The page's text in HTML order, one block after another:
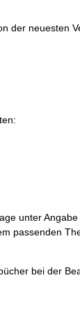
neuesten
unter
passenden
bei der